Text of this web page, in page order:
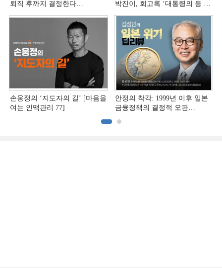
퇴직 후까지 결정한다
박진이, 회고록 ‘대통령의 등 뒤
손웅정의 ‘지도자의 길’ [마음을
여는 인맥관리 77]
안정의 착각: 1999년 이후 일본
금융정책의 결정적 오판